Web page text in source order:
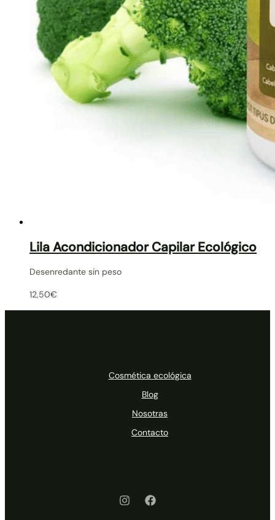
Lila Acondicionador Capilar Ecológico
Desenredante sin peso
12,50€
Cosmética ecológica
Blog
Nosotras
Contacto